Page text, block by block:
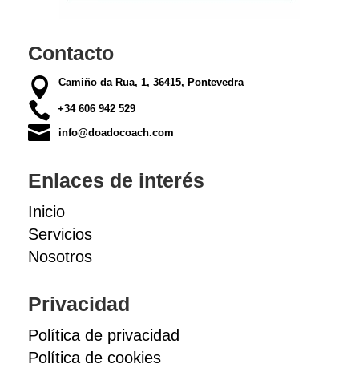
Contacto
 Camiño da Rua, 1, 36415, Pontevedra
 +34 606 942 529
 info@doadocoach.com
Enlaces de interés
Inicio
Servicios
Nosotros
Privacidad
Política de privacidad
Política de cookies